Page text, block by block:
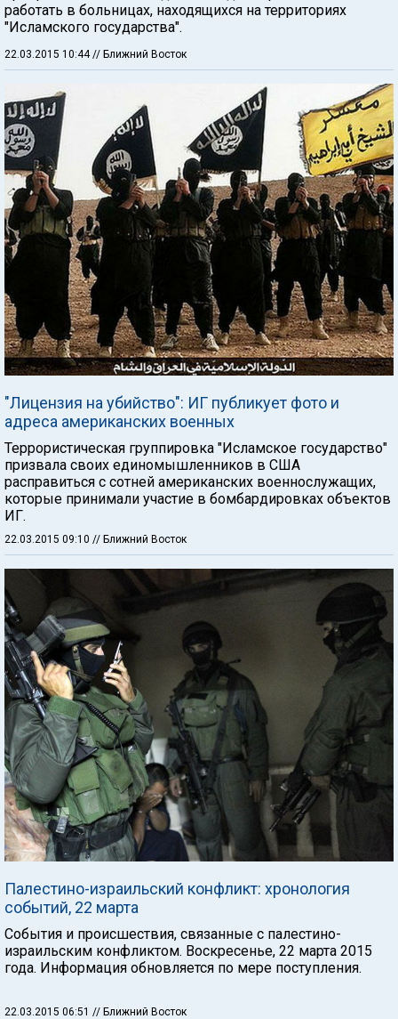
работать в больницах, находящихся на территориях
"Исламского государства".
22.03.2015 10:44 // Ближний Восток
"Лицензия на убийство": ИГ публикует фото и
адреса американских военных
Террористическая группировка "Исламское государство"
призвала своих единомышленников в США
расправиться с сотней американских военнослужащих,
которые принимали участие в бомбардировках объектов
ИГ.
22.03.2015 09:10 // Ближний Восток
Палестино-израильский конфликт: хронология
событий, 22 марта
События и происшествия, связанные с палестино-
израильским конфликтом. Воскресенье, 22 марта 2015
года. Информация обновляется по мере поступления.
22.03.2015 06:51 // Ближний Восток